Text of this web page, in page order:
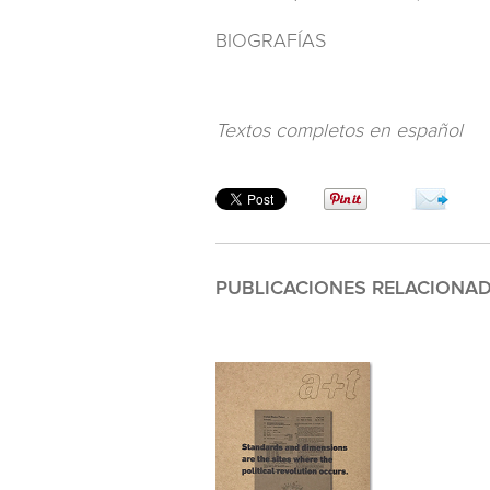
BIOGRAFÍAS
Textos completos en español
PUBLICACIONES